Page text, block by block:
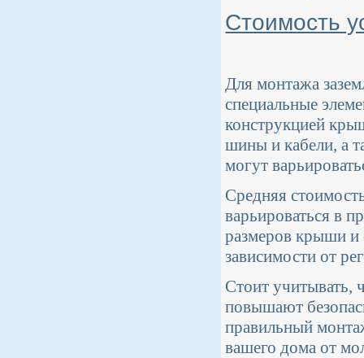
Стоимость
Для монтажа
специальные
конструкцией
шины и кабели, а
могут
Средняя
варьироваться в
размеров крыши и
зависимости от
Стоит учитывать,
повышают
правильный
вашего дома от